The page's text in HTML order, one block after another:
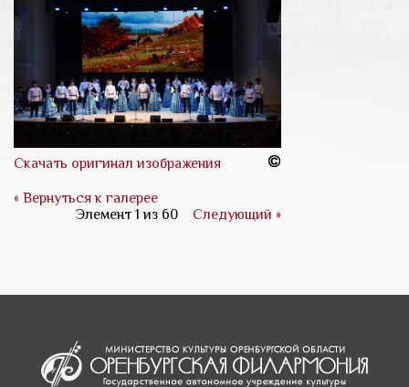
Скачать оригинал изображения
« Вернуться к галерее
Элемент 1 из 60
Следующий »